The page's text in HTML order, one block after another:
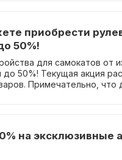
акции ты сможешь
Промокод для
приобрести
50%!
для самокатов от
50%! Текущая акция
Примечательно, что
на эксклюзивные